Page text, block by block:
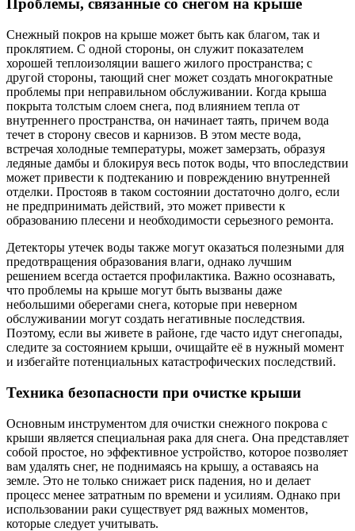
Проблемы, связанные со снегом на крыше
Снежный покров на крыше может быть как благом, так и
проклятием. С одной стороны, он служит показателем
хорошей теплоизоляции вашего жилого пространства; с
другой стороны, тающий снег может создать многократные
проблемы при неправильном обслуживании. Когда крыша
покрыта толстым слоем снега, под влиянием тепла от
внутреннего пространства, он начинает таять, причем вода
течет в сторону свесов и карнизов. В этом месте вода,
встречая холодные температуры, может замерзать, образуя
ледяные дамбы и блокируя весь поток воды, что впоследствии
может привести к подтеканию и повреждению внутренней
отделки. Простояв в таком состоянии достаточно долго, если
не предпринимать действий, это может привести к
образованию плесени и необходимости серьезного ремонта.
Детекторы утечек воды также могут оказаться полезными для
предотвращения образования влаги, однако лучшим
решением всегда остается профилактика. Важно осознавать,
что проблемы на крыше могут быть вызваны даже
небольшими оберегами снега, которые при неверном
обслуживании могут создать негативные последствия.
Поэтому, если вы живете в районе, где часто идут снегопады,
следите за состоянием крыши, очищайте её в нужный момент
и избегайте потенциальных катастрофических последствий.
Техника безопасности при очистке крыши
Основным инструментом для очистки снежного покрова с
крыши является специальная рака для снега. Она представляет
собой простое, но эффективное устройство, которое позволяет
вам удалять снег, не поднимаясь на крышу, а оставаясь на
земле. Это не только снижает риск падения, но и делает
процесс менее затратным по времени и усилиям. Однако при
использовании раки существует ряд важных моментов,
которые следует учитывать.